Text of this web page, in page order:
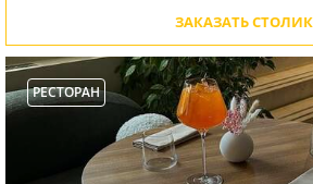
ЗАКАЗАТЬ СТОЛИК
РЕСТОРАН